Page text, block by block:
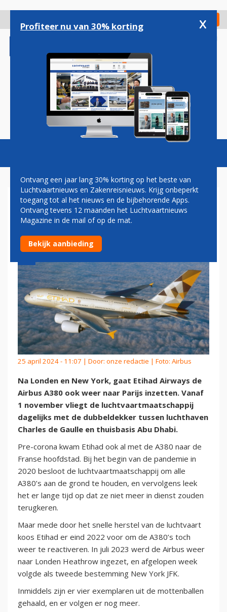
gaan
Check in
Magazine Podcasts Vacatures
ETIHAD OOK MET AIRBUS
A380 NAAR PARIJS
25 april 2024 - 11:07 | Door: onze redactie | Foto: Airbus
Na Londen en New York, gaat Etihad Airways de
Airbus A380 ook weer naar Parijs inzetten. Vanaf
1 november vliegt de luchtvaartmaatschappij
dagelijks met de dubbeldekker tussen luchthaven
Charles de Gaulle en thuisbasis Abu Dhabi.
Pre-corona kwam Etihad ook al met de A380 naar de
Franse hoofdstad. Bij het begin van de pandemie in
2020 besloot de luchtvaartmaatschappij om alle
A380’s aan de grond te houden, en vervolgens leek
het er lange tijd op dat ze niet meer in dienst zouden
terugkeren.
Maar mede door het snelle herstel van de luchtvaart
koos Etihad er eind 2022 voor om de A380’s toch
weer te reactiveren. In juli 2023 werd de Airbus weer
naar Londen Heathrow ingezet, en afgelopen week
volgde als tweede bestemming New York JFK.
Inmiddels zijn er vier exemplaren uit de mottenballen
gehaald, en er volgen er nog meer.
Profiteer nu van 30% korting x
Ontvang een jaar lang 30% korting op het beste van
Luchtvaartnieuws en Zakenreisnieuws. Krijg onbeperkt
toegang tot al het nieuws en de bijbehorende Apps.
Ontvang tevens 12 maanden het Luchtvaartnieuws
Magazine in de mail of op de mat.
Bekijk aanbieding